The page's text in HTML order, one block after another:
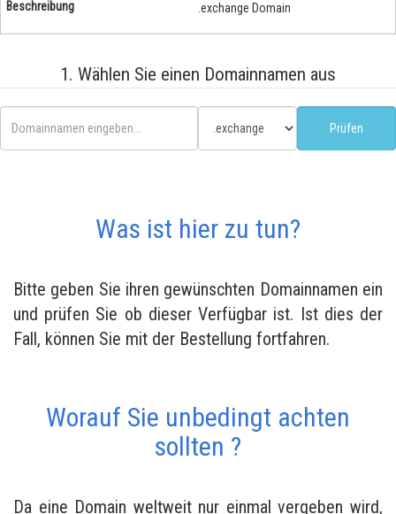
.exchange Domain
1. Wählen Sie einen Domainnamen aus
Was ist hier zu tun?
Bitte geben Sie ihren gewünschten Domainnamen ein
und prüfen Sie ob dieser Verfügbar ist. Ist dies der
Fall, können Sie mit der Bestellung fortfahren.
Worauf Sie unbedingt achten
sollten ?
Da eine Domain weltweit nur einmal vergeben wird,